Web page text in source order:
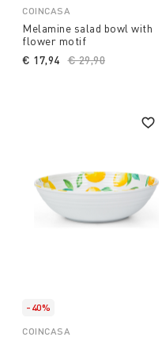
COINCASA
Melamine salad bowl with
flower motif
Price reduced from
€ 29,90
€ 17,94
-40%
COINCASA